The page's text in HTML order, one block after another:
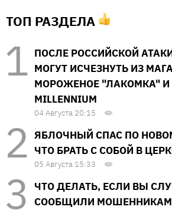
ТОП РАЗДЕЛА
ПОСЛЕ РОССИЙСКОЙ
МОГУТ ИСЧЕЗНУТЬ ИЗ
МОРОЖЕНОЕ "ЛАКОМКА"
MILLENNIUM
04 Августа 20:15
ЯБЛОЧНЫЙ СПАС ПО
ЧТО БРАТЬ С СОБОЙ В
05 Августа 15:33
ЧТО ДЕЛАТЬ, ЕСЛИ ВЫ
СООБЩИЛИ